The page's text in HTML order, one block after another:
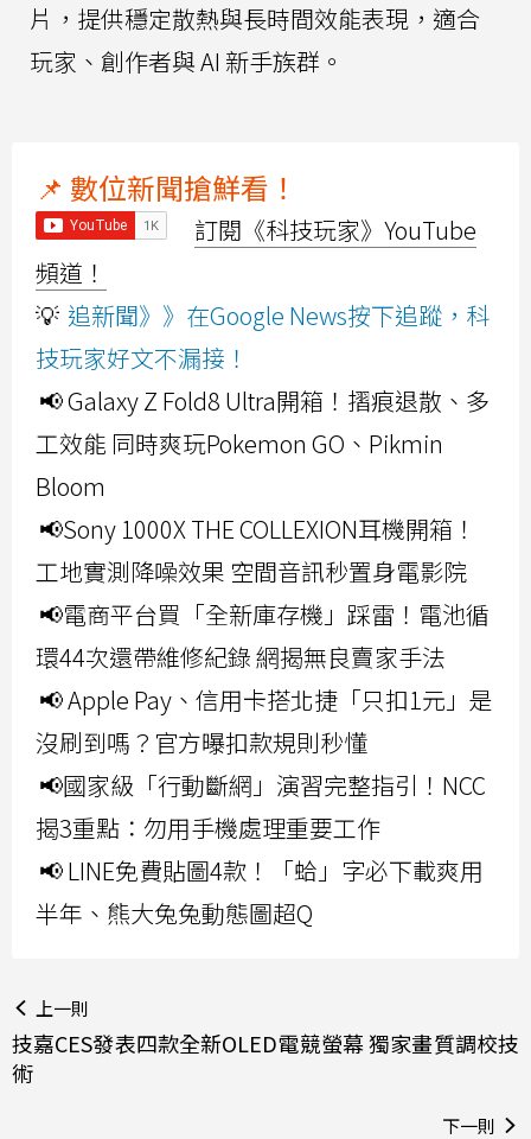
片，提供穩定散熱與長時間效能表現，適合
玩家、創作者與 AI 新手族群。
📌 數位新聞搶鮮看！
訂閱《科技玩家》YouTube
頻道！
💡 追新聞》》在Google News按下追蹤，科
技玩家好文不漏接！
📢 Galaxy Z Fold8 Ultra開箱！摺痕退散、多
工效能 同時爽玩Pokemon GO、Pikmin
Bloom
📢Sony 1000X THE COLLEXION耳機開箱！
工地實測降噪效果 空間音訊秒置身電影院
📢電商平台買「全新庫存機」踩雷！電池循
環44次還帶維修紀錄 網揭無良賣家手法
📢 Apple Pay、信用卡搭北捷「只扣1元」是
沒刷到嗎？官方曝扣款規則秒懂
📢國家級「行動斷網」演習完整指引！NCC
揭3重點：勿用手機處理重要工作
📢 LINE免費貼圖4款！「蛤」字必下載爽用
半年、熊大兔兔動態圖超Q
上一則
技嘉CES發表四款全新OLED電競螢幕 獨家畫質調校技
術
下一則